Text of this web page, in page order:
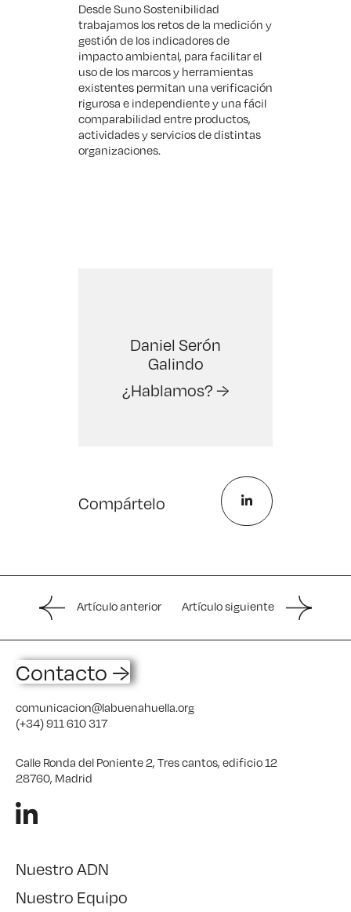
Desde Suno Sostenibilidad
trabajamos los retos de la medición y
gestión de los indicadores de
impacto ambiental, para facilitar el
uso de los marcos y herramientas
existentes permitan una verificación
rigurosa e independiente y una fácil
comparabilidad entre productos,
actividades y servicios de distintas
organizaciones.
Daniel Serón
Galindo
¿Hablamos? →
Compártelo
Artículo anterior Artículo siguiente
Contacto →
comunicacion@labuenahuella.org
(+34) 911 610 317
Calle Ronda del Poniente 2, Tres cantos, edificio 12
28760, Madrid
Nuestro ADN
Nuestro Equipo